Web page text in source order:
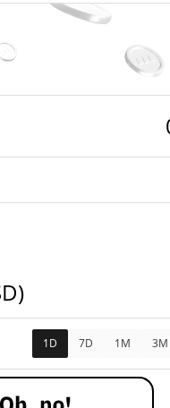
Baixa de todos os
tempos
Dec 1, 2025 (8 meses atrás)
1D 7D 1M 3M